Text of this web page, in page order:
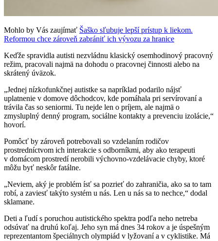
Mohlo by Vás zaujímať Šaško sľubuje lepší prístup k liekom.
Reformou chce zároveň zabrániť ich vývozu za hranice
Keďže spravidla autisti nezvládnu klasický osemhodinový pracovný
režim, pracovali najmä na dohodu o pracovnej činnosti alebo na
skrátený úväzok.
„Jednej nízkofunkčnej autistke sa napríklad podarilo nájsť
uplatnenie v domove dôchodcov, kde pomáhala pri servírovaní a
trávila čas so seniormi. Tu nejde len o príjem, ale najmä o
zmysluplný denný program, sociálne kontakty a prevenciu izolácie,“
hovorí.
Pomôcť by zároveň potrebovali so vzdelaním rodičov
prostredníctvom ich interakcie s odborníkmi, aby ako terapeuti
v domácom prostredí nerobili výchovno-vzdelávacie chyby, ktoré
môžu byť neskôr fatálne.
„Neviem, aký je problém ísť sa pozrieť do zahraničia, ako sa to tam
robí, a zaviesť takýto systém u nás. Len u nás sa to nechce,“ dodal
sklamane.
Deti a ľudí s poruchou autistického spektra podľa neho netreba
odsúvať na druhú koľaj. Jeho syn má dnes 34 rokov a je úspešným
reprezentantom špeciálnych olympiád v lyžovaní a v cyklistike. Má